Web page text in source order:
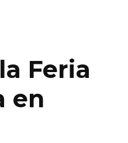
Feria
en